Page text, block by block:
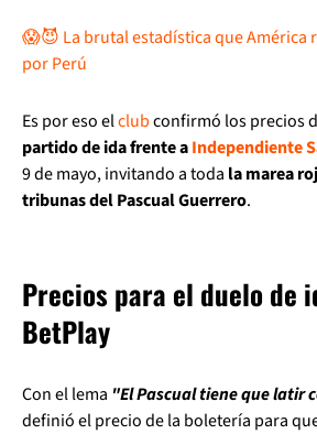
😱😈 La brutal estadística que América
por Perú
Es por eso elclubconfirmó los precios
partido de ida frente aIndependiente
9 de mayo, invitando a toda la marea
tribunas del Pascual Guerrero.
Precios para el duelo de
BetPlay
Con el lema "El Pascual tiene que latir
definió el precio de la boletería para